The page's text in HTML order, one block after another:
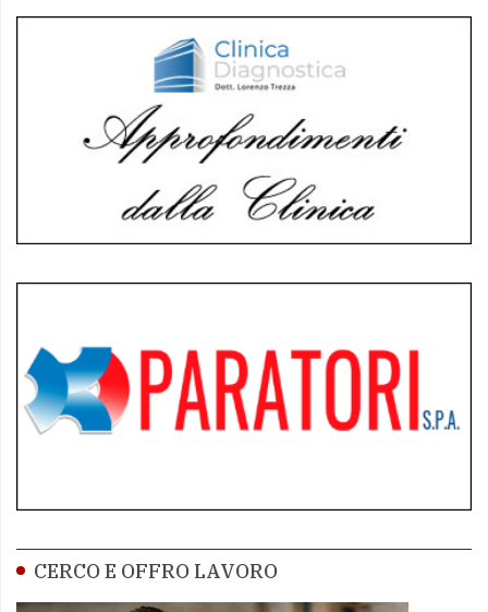
CERCO E OFFRO LAVORO